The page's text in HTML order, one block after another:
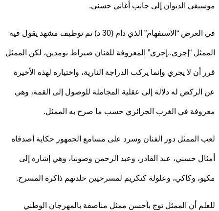
الديوان إلى جانب أغاني حسني.
في العرض “الاستفهام” الذي دام (30 د) تم توظيف مشهد يقول فيه
“إجري..إجري” المعروفة للفنان صيراط بومدين، لكن الممثل
لا يجري وإنما يركب الدراجة النارية، واختياره لهذه الأخيرة
له دلالة إلى عقلية المجاملة للوصول إلى القمة، وهي
في الغرب الجزائري حسب ما صرح به الممثل.
الممثل دور الفنان وسرد على مسامع الجمهور حكاية أصدقاه
حسني، عبد القادر، وعبد الرحمن وصونيا، وهي إشارة إلى
وكاكي، وعلولة كتكريم لمسرحيين خلدتهم ذاكرة المسرح.
أن الممثل توج بأحسن ممثل مناصفة بالمهرجان الوطني